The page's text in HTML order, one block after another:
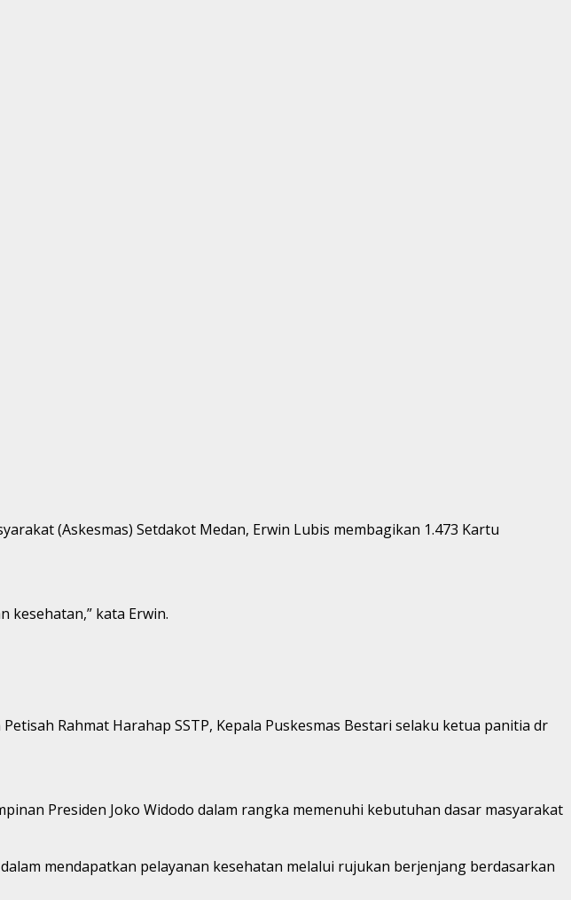
(Askesmas) Setdakot Medan, Erwin Lubis membagikan 1.473 Kartu
kesehatan,” kata Erwin.
Rahmat Harahap SSTP, Kepala Puskesmas Bestari selaku ketua panitia dr
Presiden Joko Widodo dalam rangka memenuhi kebutuhan dasar masyarakat
mendapatkan pelayanan kesehatan melalui rujukan berjenjang berdasarkan